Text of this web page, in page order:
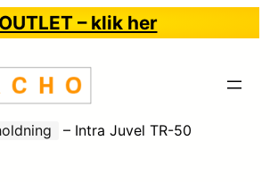
OUTLET – klik her
– Intra Juvel TR-50